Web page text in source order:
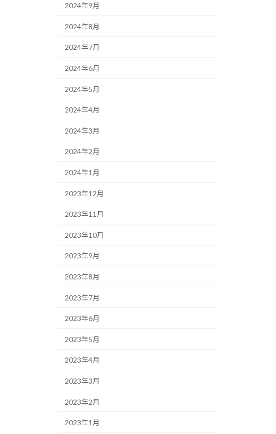
2024年9月
2024年8月
2024年7月
2024年6月
2024年5月
2024年4月
2024年3月
2024年2月
2024年1月
2023年12月
2023年11月
2023年10月
2023年9月
2023年8月
2023年7月
2023年6月
2023年5月
2023年4月
2023年3月
2023年2月
2023年1月